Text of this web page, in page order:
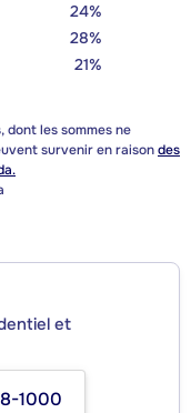
24%
28%
21%
les sommes ne
survenir en raisondes
et
1000